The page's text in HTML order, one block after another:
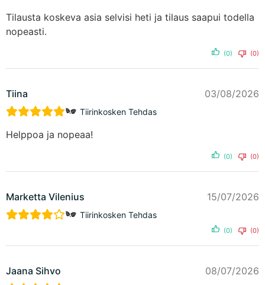
Tilausta koskeva asia selvisi heti ja tilaus saapui todella
nopeasti.
(0) (0)
Tiina 03/08/2026
Tiirinkosken Tehdas
Helppoa ja nopeaa!
(0) (0)
Marketta Vilenius 15/07/2026
Tiirinkosken Tehdas
(0) (0)
Jaana Sihvo 08/07/2026